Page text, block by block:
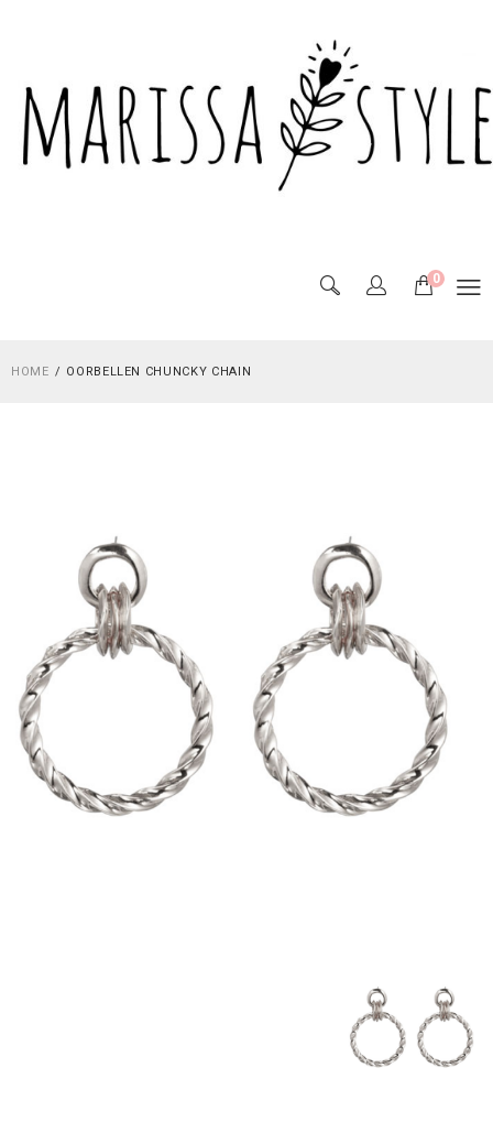
0
HOME OORBELLEN CHUNCKY CHAIN